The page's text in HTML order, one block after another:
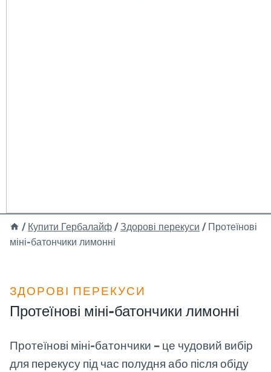
/ Купити Гербалайф/Здорові перекуси / Протеїнові
міні-батончики лимонні
ЗДОРОВІ ПЕРЕКУСИ
Протеїнові міні-батончики лимонні
Протеїнові міні-батончики – це чудовий вибір
для перекусу під час полудня або після обіду